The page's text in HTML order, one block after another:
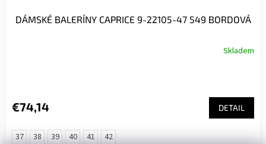
DÁMSKÉ BALERÍNY CAPRICE 9-22105-47 549 BORDOVÁ
Skladem
€74,14 DETAIL
37 38 39 40 41 42